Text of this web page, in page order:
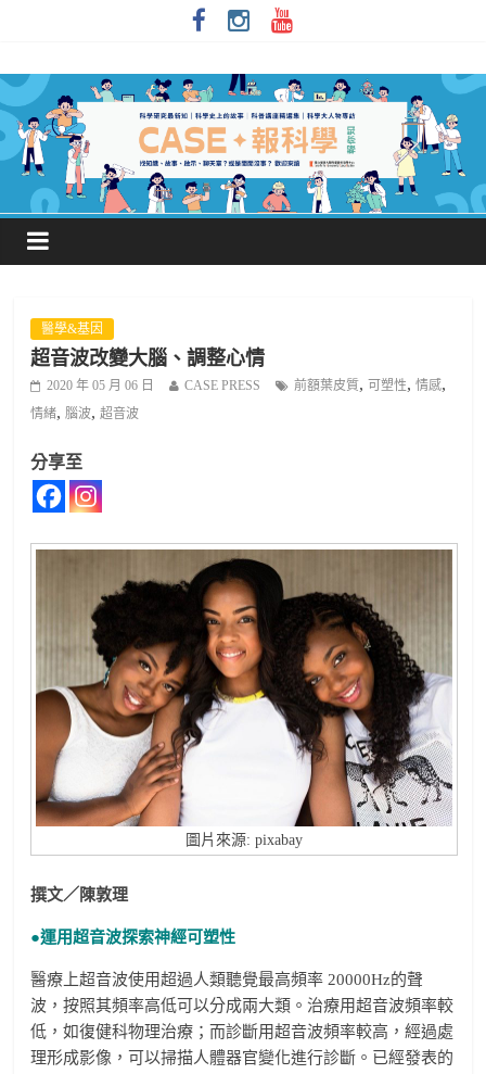
醫學&基因
超音波改變大腦、調整心情
2020 年 05 月 06 日 CASE PRESS 前額葉皮質,可塑性,情感,
情緒,腦波,超音波
分享至
圖片來源: pixabay
撰文／陳敦理
●運用超音波探索神經可塑性
醫療上超音波使用超過人類聽覺最高頻率 20000Hz的聲
波，按照其頻率高低可以分成兩大類。治療用超音波頻率較
低，如復健科物理治療；而診斷用超音波頻率較高，經過處
理形成影像，可以掃描人體器官變化進行診斷。已經發表的